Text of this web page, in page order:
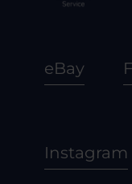
eBay
Instagram